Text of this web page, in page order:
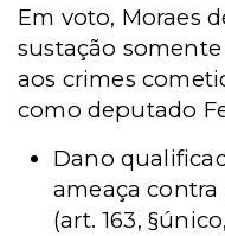
Em voto, Moraes
sustação
aos crimes
como deputado
Dano
ameaça
(art. 163,